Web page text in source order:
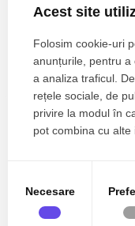
Apartamente de vanzare
Apartamente de vanzare
Apartamente de vanzare
Numar de camere
Apartamente de vanzare 1
Apartamente de vanzare 4
Apartamente de
Vezi mai mult
Acest site
Folosim cookie-uri
anunțurile, pentru a
a analiza traficul.
rețele sociale, de
privire la modul în
pot combina cu
Necesare